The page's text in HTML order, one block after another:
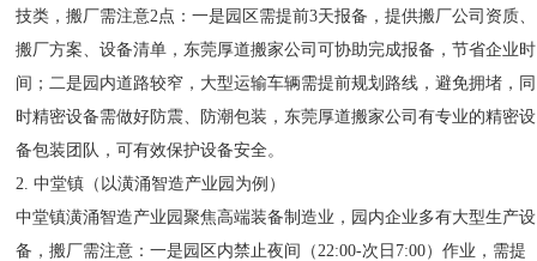
技类，搬厂需注意2点：一是园区需提前3天报备，提供搬厂公司资质、
搬厂方案、设备清单，东莞厚道搬家公司可协助完成报备，节省企业时
间；二是园内道路较窄，大型运输车辆需提前规划路线，避免拥堵，同
时精密设备需做好防震、防潮包装，东莞厚道搬家公司有专业的精密设
备包装团队，可有效保护设备安全。
2. 中堂镇（以潢涌智造产业园为例）
中堂镇潢涌智造产业园聚焦高端装备制造业，园内企业多有大型生产设
备，搬厂需注意：一是园区内禁止夜间（22:00-次日7:00）作业，需提